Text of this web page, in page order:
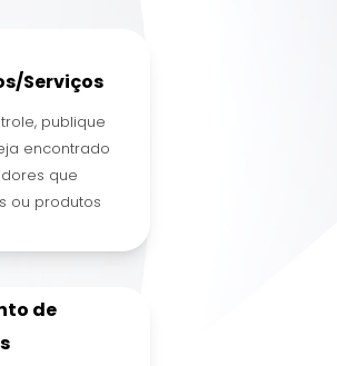
Serviços
publique
encontrado
que
ou produtos
de